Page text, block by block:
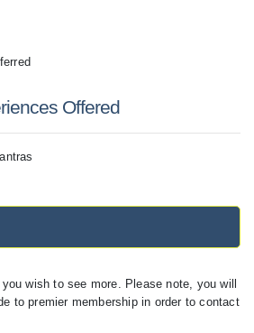
Offered
wish to see more. Please note, you will
to premier membership in order to contact